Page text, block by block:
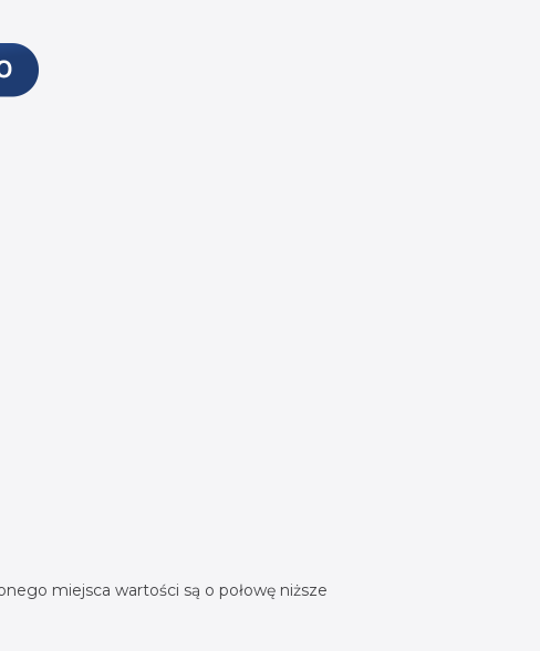
miejsca wartości są o połowę niższe